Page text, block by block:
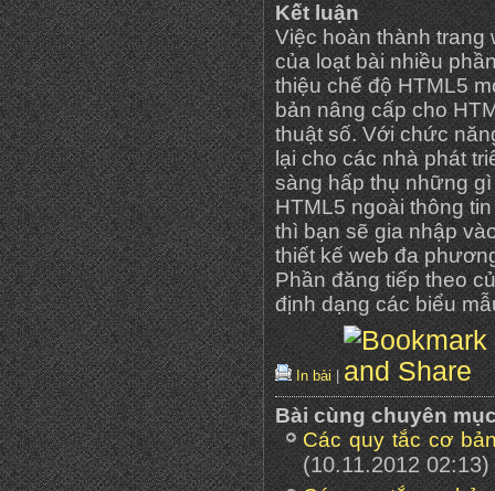
Kết luận
Việc hoàn thành trang
của loạt bài nhiều
thiệu chế độ HTML5
bản nâng cấp cho
thuật số. Với chức
lại cho các nhà phát
sàng hấp thụ những
HTML5 ngoài thông
thì bạn sẽ gia nhập
thiết kế web đa
Phần đăng tiếp theo
định dạng các biểu
In bài|
Bài cùng chuyên
Các quy tắc cơ
(10.11.2012 02:13)